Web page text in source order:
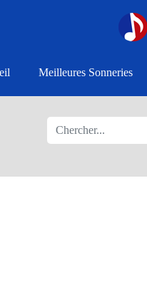
Meilleures Sonneries